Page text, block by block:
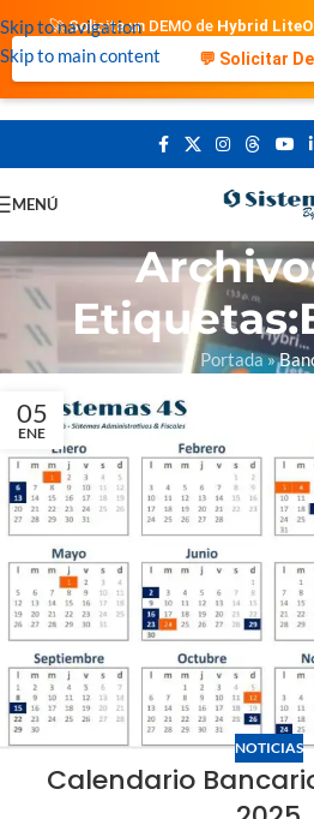
Skip to navigation
Skip to main content
🚀 Solicita un DEMO de Hybrid
💬 Solicitar
MENÚ
Portada»
05
ENE
NOTICIAS
Calendario